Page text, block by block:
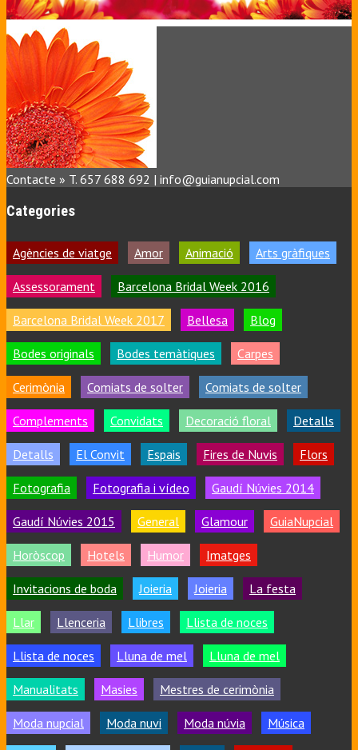
Contacte » T. 657 688 692 | info@guianupcial.com
Categories
Agències de viatge Amor Animació Arts gràfiques
Assessorament Barcelona Bridal Week 2016
Barcelona Bridal Week 2017 Bellesa Blog
Bodes originals Bodes temàtiques Carpes
Cerimònia Comiats de solter Comiats de solter
Complements Convidats Decoració floral Detalls
Detalls El Convit Espais Fires de Nuvis Flors
Fotografia Fotografia i vídeo Gaudí Núvies 2014
Gaudí Núvies 2015 General Glamour GuiaNupcial
Horòscop Hotels Humor Imatges
Invitacions de boda Joieria Joieria La festa
Llar Llenceria Llibres Llista de noces
Llista de noces Lluna de mel Lluna de mel
Manualitats Masies Mestres de cerimònia
Moda nupcial Moda nuvi Moda núvia Música